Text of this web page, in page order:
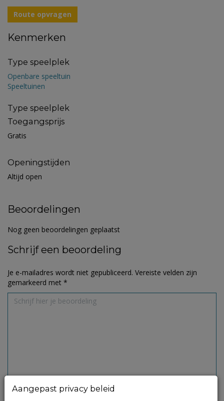
Route opvragen
Kenmerken
Type speelplek
Openbare speeltuin
Speeltuinen
Type speelplek
Toegangsprijs
Gratis
Openingstijden
Altijd open
Beoordelingen
Nog geen beoordelingen geplaatst
Schrijf een beoordeling
Je e-mailadres wordt niet gepubliceerd. Vereiste velden zijn
gemarkeerd met *
Aangepast privacy beleid